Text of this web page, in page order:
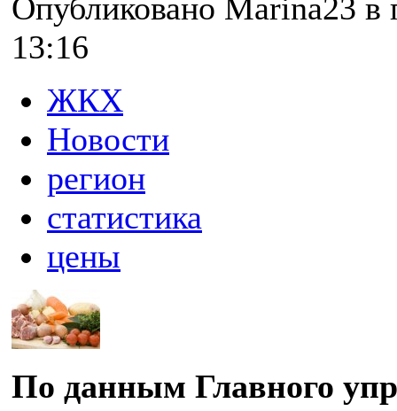
Опубликовано Marina23 в
13:16
ЖКХ
Новости
регион
статистика
цены
По данным Главного